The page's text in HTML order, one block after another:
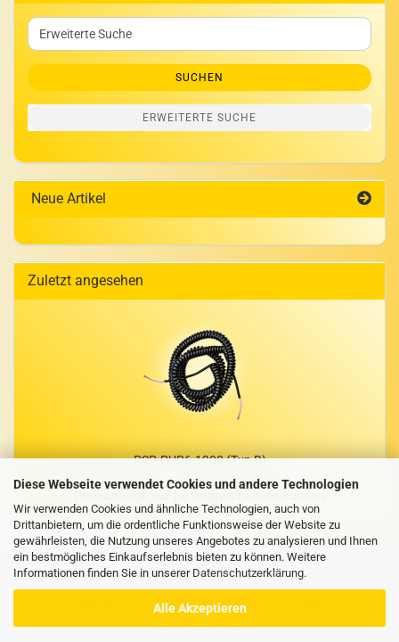
Diese Webseite verwendet Cookies und andere Technologien
Wir verwenden Cookies und ähnliche Technologien, auch von
Drittanbietern, um die ordentliche Funktionsweise der Website zu
gewährleisten, die Nutzung unseres Angebotes zu analysieren und Ihnen
ein bestmögliches Einkaufserlebnis bieten zu können. Weitere
Informationen finden Sie in unserer Datenschutzerklärung.
Alle Akzeptieren
Erweiterte
Suche
SUCHEN
ERWEITERTE SUCHE
Neue Artikel
Zuletzt angesehen
PSP-​PUR6-1200 (Typ B)
Impressum AGB
Privatsphäre und Datenschutz
Versand- & Zahlungsbedingungen
Cookie Einstellungen